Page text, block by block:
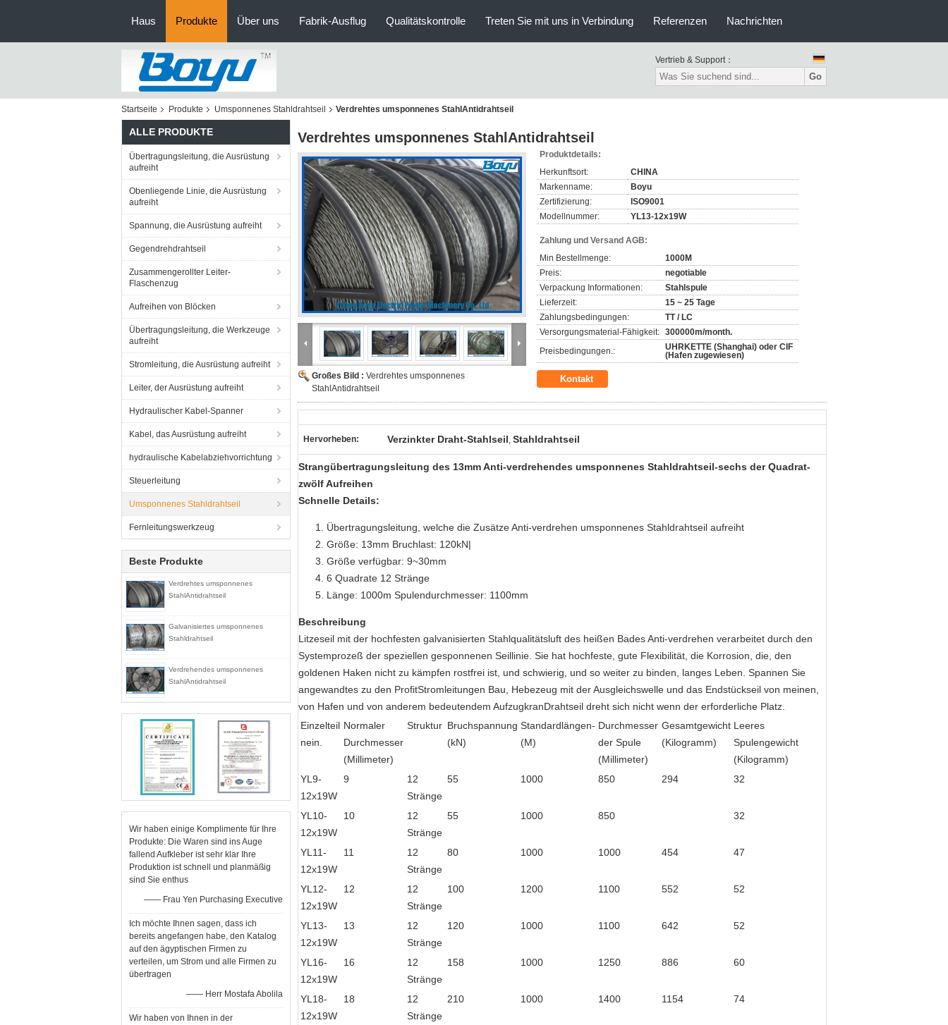
Haus Produkte Über uns Fabrik-Ausflug Qualitätskontrolle Treten Sie mit uns in Verbindung Referenzen Nachrichten
Vertrieb & Support：
Go
Startseite Produkte Umsponnenes Stahldrahtseil Verdrehtes umsponnenes StahlAntidrahtseil
ALLE PRODUKTE
Übertragungsleitung, die Ausrüstung
aufreiht
Obenliegende Linie, die Ausrüstung
aufreiht
Spannung, die Ausrüstung aufreiht
Gegendrehdrahtseil
Zusammengerollter Leiter-
Flaschenzug
Aufreihen von Blöcken
Übertragungsleitung, die Werkzeuge
aufreiht
Stromleitung, die Ausrüstung aufreiht
Leiter, der Ausrüstung aufreiht
Hydraulischer Kabel-Spanner
Kabel, das Ausrüstung aufreiht
hydraulische Kabelabziehvorrichtung
Steuerleitung
Umsponnenes Stahldrahtseil
Fernleitungswerkzeug
Beste Produkte
Verdrehtes umsponnenes
StahlAntidrahtseil
Galvanisiertes umsponnenes
Stahldrahtseil
Verdrehendes umsponnenes
StahlAntidrahtseil
Wir haben einige Komplimente für Ihre
Produkte: Die Waren sind ins Auge
fallend Aufkleber ist sehr klar Ihre
Produktion ist schnell und planmäßig
sind Sie enthus
—— Frau Yen Purchasing Executive
Ich möchte Ihnen sagen, dass ich
bereits angefangen habe, den Katalog
auf den ägyptischen Firmen zu
verteilen, um Strom und alle Firmen zu
übertragen
—— Herr Mostafa Abolila
Wir haben von Ihnen in der
Verdrehtes umsponnenes StahlAntidrahtseil
Großes Bild : Verdrehtes umsponnenes
StahlAntidrahtseil
Produktdetails:
Herkunftsort:
CHINA
Markenname:
Boyu
Zertifizierung:
ISO9001
Modellnummer:
YL13-12x19W
Zahlung und Versand AGB:
Min Bestellmenge:
1000M
Preis:
negotiable
Verpackung Informationen:
Stahlspule
Lieferzeit:
15 ~ 25 Tage
Zahlungsbedingungen:
TT / LC
Versorgungsmaterial-Fähigkeit: 300000m/month.
Preisbedingungen.:
UHRKETTE (Shanghai) oder CIF
(Hafen zugewiesen)
Kontakt
Hervorheben: Verzinkter Draht-Stahlseil, Stahldrahtseil
Strangübertragungsleitung des 13mm Anti-verdrehendes umsponnenes Stahldrahtseil-sechs der Quadrat-
zwölf Aufreihen
Schnelle Details:
Übertragungsleitung, welche die Zusätze Anti-verdrehen umsponnenes Stahldrahtseil aufreiht
Größe: 13mm Bruchlast: 120kN|
Größe verfügbar: 9~30mm
6 Quadrate 12 Stränge
Länge: 1000m Spulendurchmesser: 1100mm
Beschreibung
Litzeseil mit der hochfesten galvanisierten Stahlqualitätsluft des heißen Bades Anti-verdrehen verarbeitet durch den
Systemprozeß der speziellen gesponnenen Seillinie. Sie hat hochfeste, gute Flexibilität, die Korrosion, die, den
goldenen Haken nicht zu kämpfen rostfrei ist, und schwierig, und so weiter zu binden, langes Leben. Spannen Sie
angewandtes zu den ProfitStromleitungen Bau, Hebezeug mit der Ausgleichswelle und das Endstückseil von meinen,
von Hafen und von anderem bedeutendem AufzugkranDrahtseil dreht sich nicht wenn der erforderliche Platz.
Einzelteil
nein.
Normaler
Durchmesser
(Millimeter)
Struktur Bruchspannung
(kN)
Standardlängen-
(M)
Durchmesser
der Spule
(Millimeter)
Gesamtgewicht
(Kilogramm)
Leeres
Spulengewicht
(Kilogramm)
YL9-
12x19W
9
12
Stränge
55 1000 850 294 32
YL10-
12x19W
10
12
Stränge
55 1000 850 32
YL11-
12x19W
11
12
Stränge
80 1000 1000 454 47
YL12-
12x19W
12
12
Stränge
100 1200 1100 552 52
YL13-
12x19W
13
12
Stränge
120 1000 1100 642 52
YL16-
12x19W
16
12
Stränge
158 1000 1250 886 60
YL18-
12x19W
18
12
Stränge
210 1000 1400 1154 74